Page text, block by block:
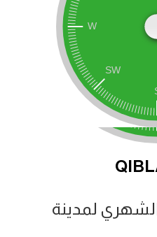
لمدينة